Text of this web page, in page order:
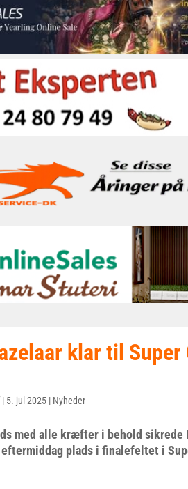
klar til
| 5. jul 2025 | Nyheder
med alle kræfter i behold sikrede
plads i finalefeltet i